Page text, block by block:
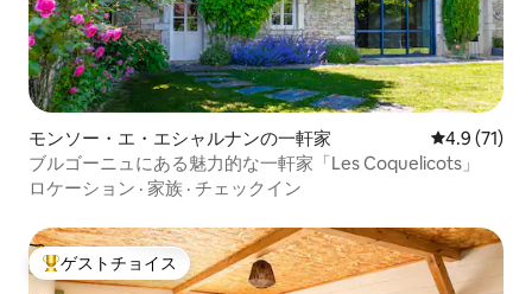
モンソー・エ・エシャルナンの一軒家 レビュー71
4.9 (71)
ブルゴーニュにある魅力的な一軒家「Les Coquelicots」
ロケーション · 家族 · チェックイン
大好評のゲストチョイスです。
ゲストチョイス